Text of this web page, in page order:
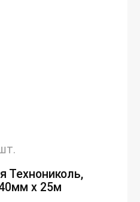
Технониколь,
х 25м